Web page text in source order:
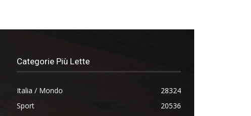
Categorie Più Lette
Italia / Mondo
28324
Sport
20536